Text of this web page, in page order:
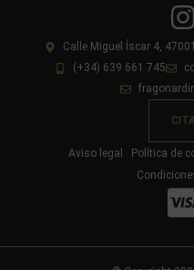
Calle Miguel Íscar 4,
(+34) 639 661 745
Aviso legal Política de
© Copyright